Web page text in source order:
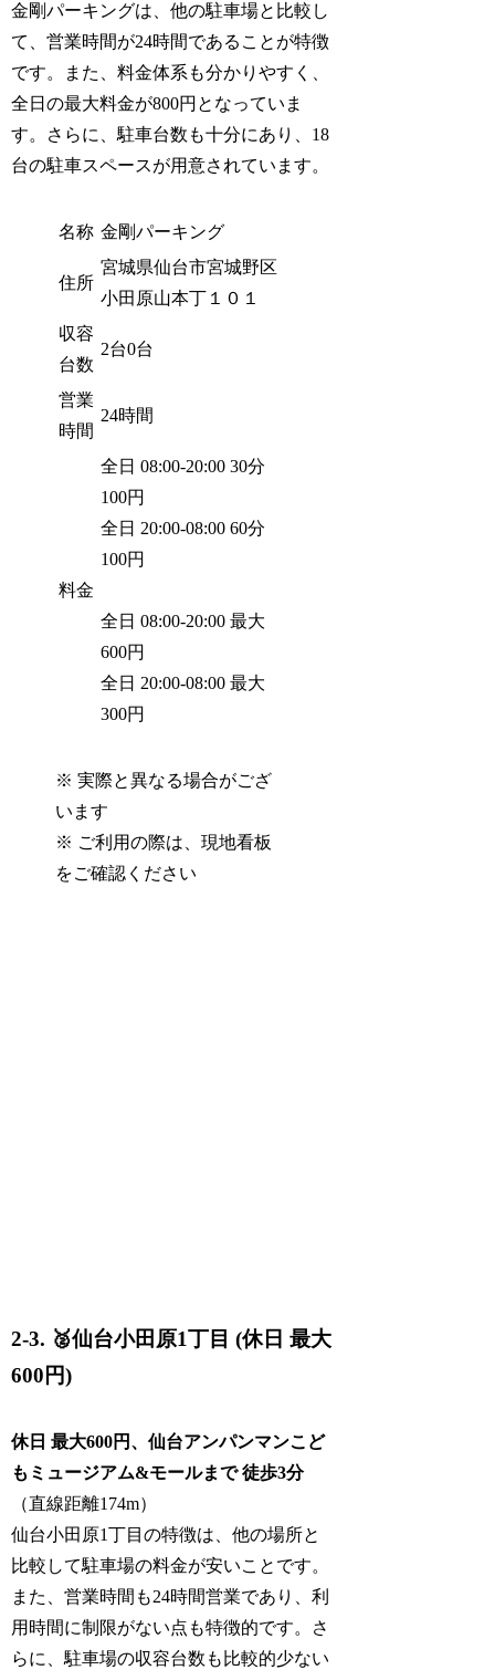
金剛パーキングは、他の駐車場と比較し
て、営業時間が24時間であることが特徴
です。また、料金体系も分かりやすく、
全日の最大料金が800円となっていま
す。さらに、駐車台数も十分にあり、18
台の駐車スペースが用意されています。
名称 金剛パーキング
住所
宮城県仙台市宮城野区
小田原山本丁１０１
収容
台数
2台0台
営業
時間
24時間
料金
全日 08:00-20:00 30分
100円
全日 20:00-08:00 60分
100円
全日 08:00-20:00 最大
600円
全日 20:00-08:00 最大
300円
※ 実際と異なる場合がござ
います
※ ご利用の際は、現地看板
をご確認ください
2-3. 🥈仙台小田原1丁目 (休日 最大
600円)
休日 最大600円、仙台アンパンマンこど
もミュージアム&モールまで 徒歩3分
（直線距離174m）
仙台小田原1丁目の特徴は、他の場所と
比較して駐車場の料金が安いことです。
また、営業時間も24時間営業であり、利
用時間に制限がない点も特徴的です。さ
らに、駐車場の収容台数も比較的少ない